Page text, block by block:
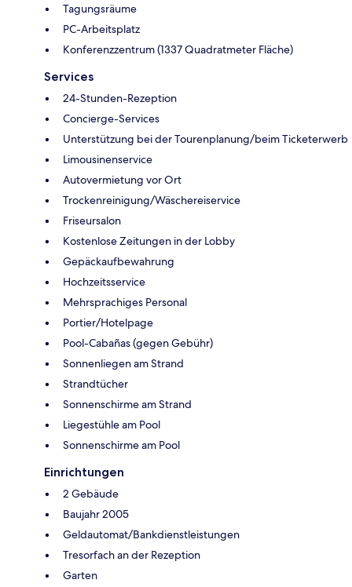
Tagungsräume
PC-Arbeitsplatz
Konferenzzentrum (1337 Quadratmeter Fläche)
Services
24-Stunden-Rezeption
Concierge-Services
Unterstützung bei der Tourenplanung/beim Ticketerwerb
Limousinenservice
Autovermietung vor Ort
Trockenreinigung/Wäschereiservice
Friseursalon
Kostenlose Zeitungen in der Lobby
Gepäckaufbewahrung
Hochzeitsservice
Mehrsprachiges Personal
Portier/Hotelpage
Pool-Cabañas (gegen Gebühr)
Sonnenliegen am Strand
Strandtücher
Sonnenschirme am Strand
Liegestühle am Pool
Sonnenschirme am Pool
Einrichtungen
2 Gebäude
Baujahr 2005
Geldautomat/Bankdienstleistungen
Tresorfach an der Rezeption
Garten